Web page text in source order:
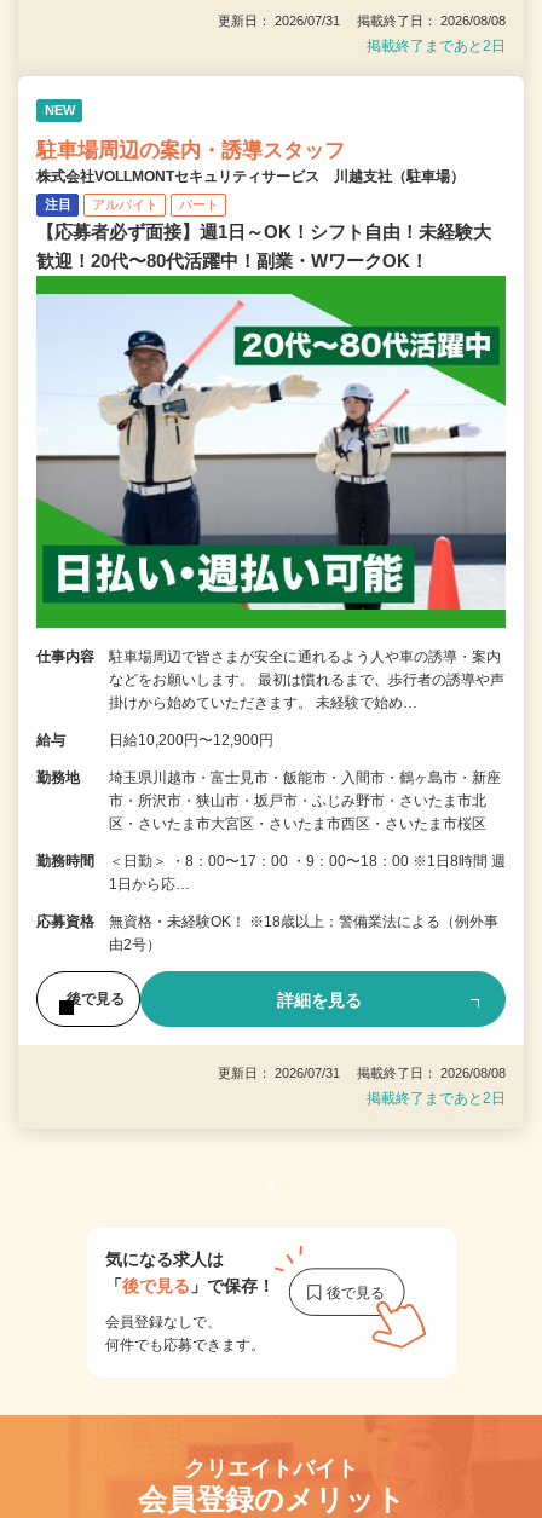
更新日： 2026/07/31 掲載終了日： 2026/08/08
掲載終了まであと2日
NEW
駐車場周辺の案内・誘導スタッフ
株式会社VOLLMONTセキュリティサービス 川越支社（駐車場）
注目 アルバイト パート
【応募者必ず面接】週1日～OK！シフト自由！未経験大
歓迎！20代〜80代活躍中！副業・WワークOK！
仕事内容
駐車場周辺で皆さまが安全に通れるよう人や車の誘導・案内
などをお願いします。 最初は慣れるまで、歩行者の誘導や声
掛けから始めていただきます。 未経験で始め…
給与 日給10,200円〜12,900円
勤務地
埼玉県川越市・富士見市・飯能市・入間市・鶴ヶ島市・新座
市・所沢市・狭山市・坂戸市・ふじみ野市・さいたま市北
区・さいたま市大宮区・さいたま市西区・さいたま市桜区
勤務時間
＜日勤＞ ・8：00〜17：00 ・9：00〜18：00 ※1日8時間 週
1日から応…
応募資格
無資格・未経験OK！ ※18歳以上：警備業法による（例外事
由2号）
後で見る 詳細を見る
更新日： 2026/07/31 掲載終了日： 2026/08/08
掲載終了まであと2日
1
気になる求人は
「後で見る 」で保存！
会員登録なしで、
何件でも応募できます。
クリエイトバイト
会員登録のメリット